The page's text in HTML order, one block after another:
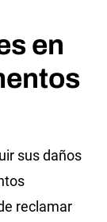
en
sus daños
reclamar